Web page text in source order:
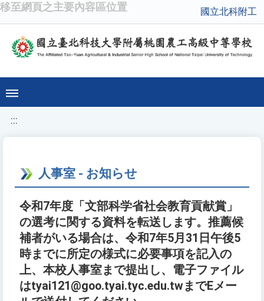
移至網頁之主要內容區位置 國立北科附工
:::
人事室 - お知らせ
令和7年度「文部科学省社会教育貢献賞」
の選考に関する資料を転送します。推薦候
補者がいる場合は、令和7年5月31日午後5
時までに所定の様式に必要事項を記入の
上、本校人事室まで提出し、電子ファイル
はtyai121@goo.tyai.tyc.edu.twまでEメー